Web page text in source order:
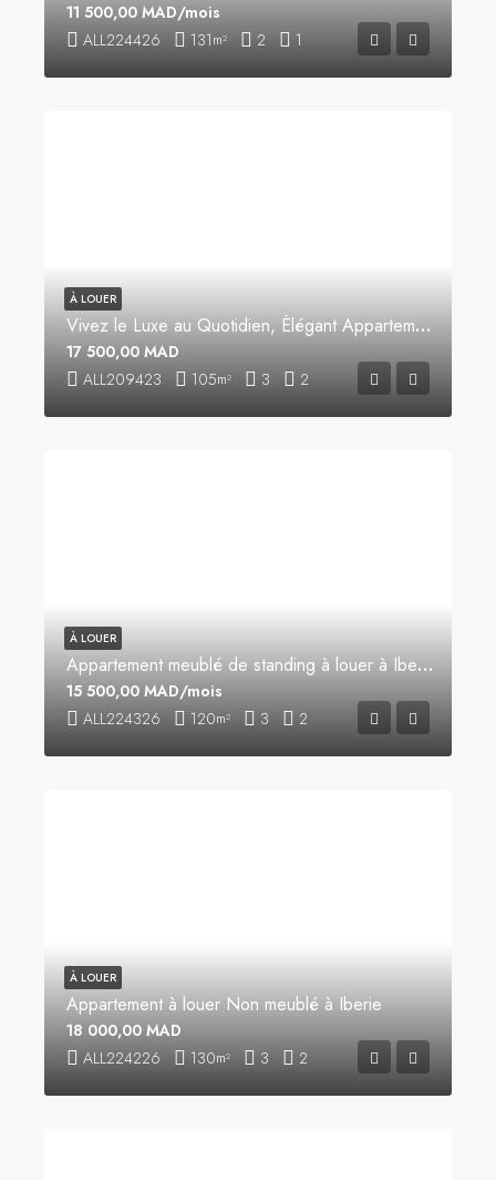
ALL224426 131m² 2 1
11 500,00 MAD/mois
Vivez le Luxe au Quotidien, Élégant Appartement Meublé à Louer
ALL209423 105m² 3 2
17 500,00 MAD
À LOUER
Appartement meublé de standing à louer à Iberia
ALL224326 120m² 3 2
15 500,00 MAD/mois
À LOUER
Appartement à louer Non meublé à Iberie
ALL224226 130m² 3 2
18 000,00 MAD
À LOUER